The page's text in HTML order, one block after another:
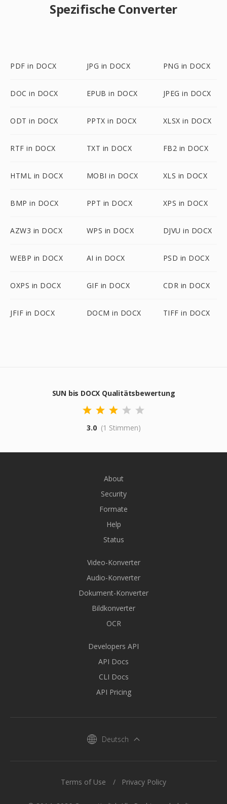
Spezifische Converter
PDF in DOCX JPG in DOCX PNG in DOCX
DOC in DOCX EPUB in DOCX JPEG in DOCX
ODT in DOCX PPTX in DOCX XLSX in DOCX
RTF in DOCX TXT in DOCX FB2 in DOCX
HTML in DOCX MOBI in DOCX XLS in DOCX
BMP in DOCX PPT in DOCX XPS in DOCX
AZW3 in DOCX WPS in DOCX DJVU in DOCX
WEBP in DOCX AI in DOCX PSD in DOCX
OXPS in DOCX GIF in DOCX CDR in DOCX
JFIF in DOCX DOCM in DOCX TIFF in DOCX
SUN bis DOCX Qualitätsbewertung
3.0 (1 Stimmen)
About
Security
Formate
Help
Status
Video-Konverter
Audio-Konverter
Dokument-Konverter
Bildkonverter
OCR
Developers API
API Docs
CLI Docs
API Pricing
Deutsch
Terms of Use Privacy Policy